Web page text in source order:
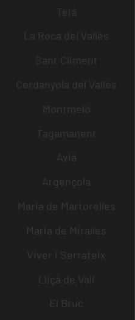
Teià
La Roca del Vallès
Sant Climent
Cerdanyola del Vallès
Montmeló
Tagamanent
Avià
Argençola
Maria de Martorelles
Maria de Miralles
Viver i Serrateix
Lliçà de Vall
El Bruc